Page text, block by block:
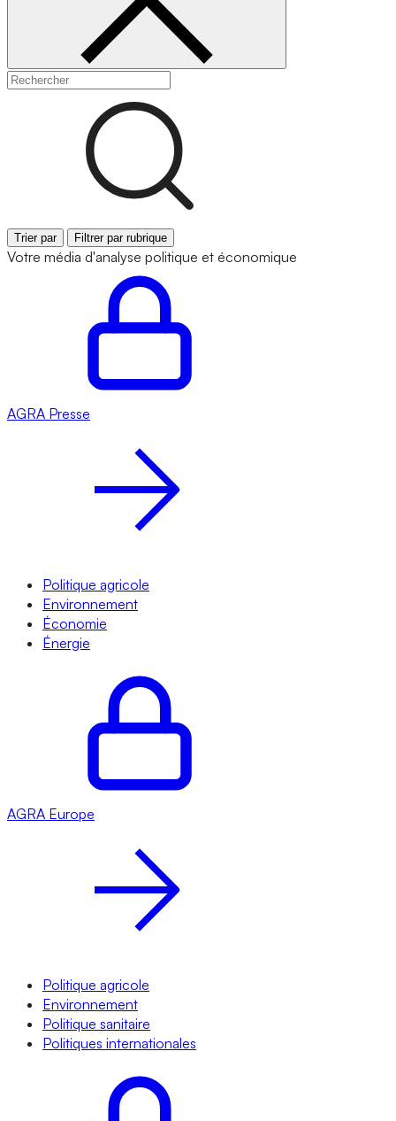
Trier par Filtrer par rubrique
Votre média d'analyse politique et économique
AGRA Presse
Politique agricole
Environnement
Économie
Énergie
AGRA Europe
Politique agricole
Environnement
Politique sanitaire
Politiques internationales